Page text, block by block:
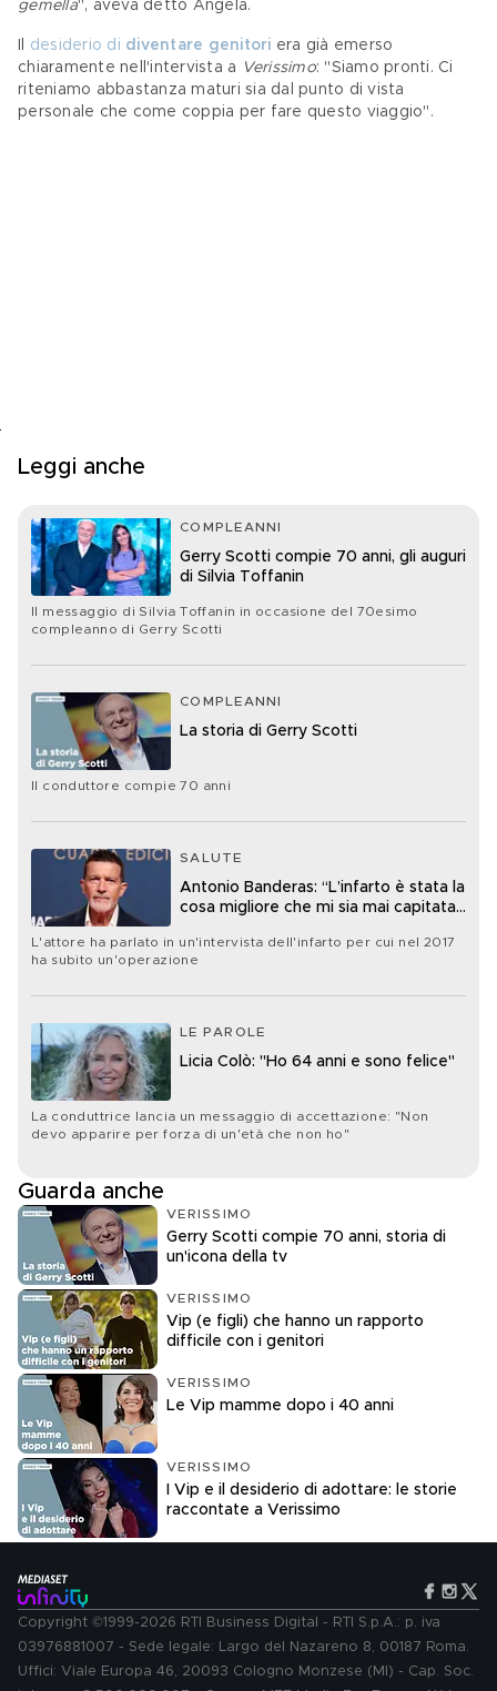
gemella", aveva detto Angela.
desiderio di diventare genitori era già emerso
chiaramente nell'intervista a
Verissimo: "Siamo pronti. Ci
riteniamo abbastanza maturi sia dal punto di vista
personale che come coppia per fare questo viaggio".
Leggi anche
COMPLEANNI
Gerry Scotti compie 70 anni, gli auguri
di Silvia Toffanin
Il messaggio di Silvia Toffanin in occasione del 70esimo
compleanno di Gerry Scotti
COMPLEANNI
La storia di Gerry Scotti
Il conduttore compie 70 anni
SALUTE
Antonio Banderas: “L’infarto è stata la
cosa migliore che mi sia mai capitata
L'attore ha parlato in un'intervista dell'infarto per cui nel 2017
ha subito un'operazione
LE PAROLE
Licia Colò: "Ho 64 anni e sono felice"
La conduttrice lancia un messaggio di accettazione: "Non
devo apparire per forza di un'età che non ho"
Guarda anche
VERISSIMO
Gerry Scotti compie 70 anni, storia di
un'icona della tv
VERISSIMO
Vip (e figli) che hanno un rapporto
difficile con i genitori
VERISSIMO
Le Vip mamme dopo i 40 anni
VERISSIMO
I Vip e il desiderio di adottare: le storie
raccontate a Verissimo
Copyright ©1999-2026 RTI Business Digital - RTI S.p.A.: p. iva
03976881007 - Sede legale: Largo del Nazareno 8, 00187 Roma.
Uffici: Viale Europa 46, 20093 Cologno Monzese (MI) - Cap. Soc.